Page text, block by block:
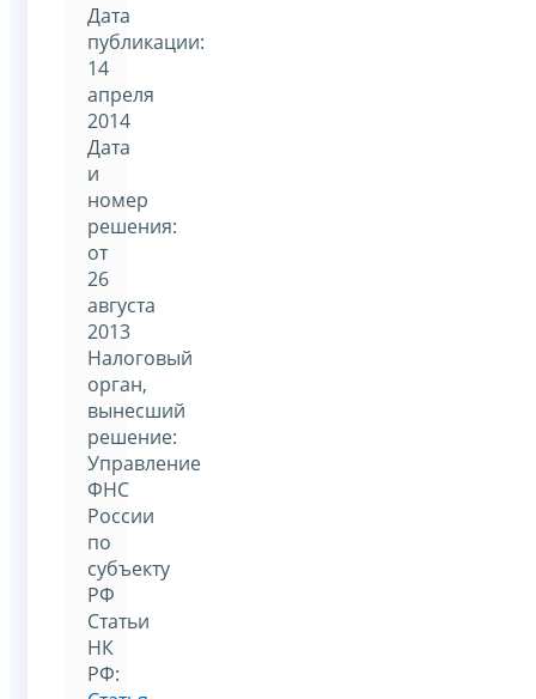
Дата
публикации:
14
апреля
2014
Дата
и
номер
решения:
от
26
августа
2013
Налоговый
орган,
вынесший
решение:
Управление
ФНС
России
по
субъекту
РФ
Статьи
НК
РФ: